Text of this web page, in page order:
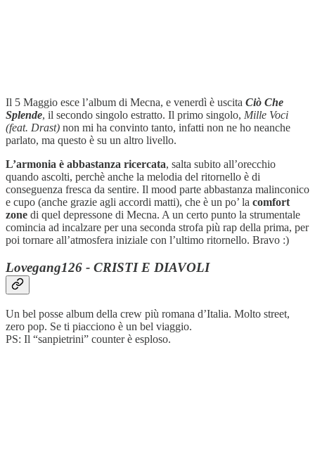
Il 5 Maggio esce l’album di Mecna, e venerdì è uscita Ciò Che
Splende, il secondo singolo estratto. Il primo singolo, Mille Voci
(feat. Drast) non mi ha convinto tanto, infatti non ne ho neanche
parlato, ma questo è su un altro livello.
L’armonia è abbastanza ricercata, salta subito all’orecchio
quando ascolti, perchè anche la melodia del ritornello è di
conseguenza fresca da sentire. Il mood parte abbastanza malinconico
e cupo (anche grazie agli accordi matti), che è un po’ la comfort
zone di quel depressone di Mecna. A un certo punto la strumentale
comincia ad incalzare per una seconda strofa più rap della prima, per
poi tornare all’atmosfera iniziale con l’ultimo ritornello. Bravo :)
Lovegang126 - CRISTI E DIAVOLI
Un bel posse album della crew più romana d’Italia. Molto street,
zero pop. Se ti piacciono è un bel viaggio.
PS: Il “sanpietrini” counter è esploso.